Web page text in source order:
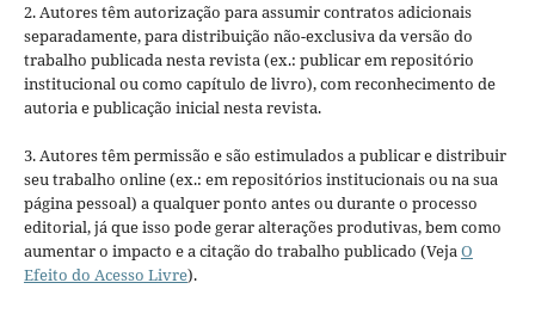
2. Autores têm autorização para assumir contratos adicionais
separadamente, para distribuição não-exclusiva da versão do
trabalho publicada nesta revista (ex.: publicar em repositório
institucional ou como capítulo de livro), com reconhecimento de
autoria e publicação inicial nesta revista.
3. Autores têm permissão e são estimulados a publicar e distribuir
seu trabalho online (ex.: em repositórios institucionais ou na sua
página pessoal) a qualquer ponto antes ou durante o processo
editorial, já que isso pode gerar alterações produtivas, bem como
aumentar o impacto e a citação do trabalho publicado (VejaO
Efeito do Acesso Livre).